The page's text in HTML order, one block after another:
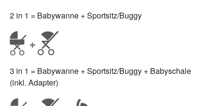
2 in 1 = Babywanne + Sportsitz/Buggy
3 in 1 = Babywanne + Sportsitz/Buggy + Babyschale
(inkl. Adapter)